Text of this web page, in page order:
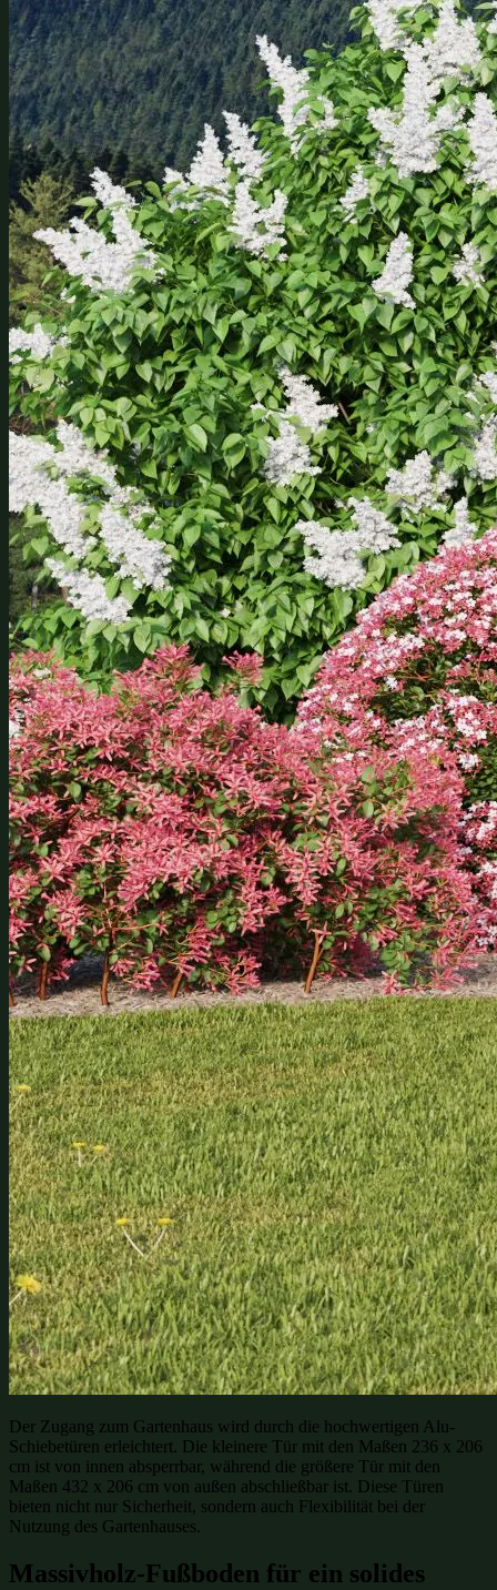
Der Zugang zum Gartenhaus wird durch die hochwertigen Alu-
Schiebetüren erleichtert. Die kleinere Tür mit den Maßen 236 x 206
cm ist von innen absperrbar, während die größere Tür mit den
Maßen 432 x 206 cm von außen abschließbar ist. Diese Türen
bieten nicht nur Sicherheit, sondern auch Flexibilität bei der
Nutzung des Gartenhauses.
Massivholz-Fußboden für ein solides